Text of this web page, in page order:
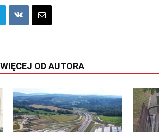
WIĘCEJ OD AUTORA